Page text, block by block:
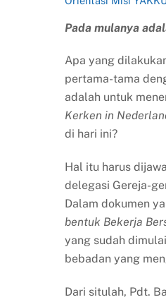
Pada mulanya
Apa yang
pertama-tama
adalah untuk
Kerken in
di hari ini?
Hal itu harus
delegasi Gereja-
Dalam dokumen
bentuk Bekerja
yang sudah
bebadan yang
Dari situlah, Pdt.